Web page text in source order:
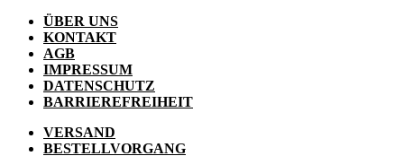
ÜBER UNS
KONTAKT
AGB
IMPRESSUM
DATENSCHUTZ
BARRIEREFREIHEIT
VERSAND
BESTELLVORGANG